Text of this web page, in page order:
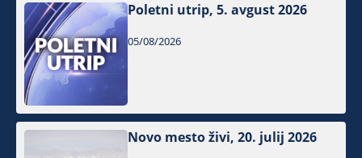
Poletni utrip, 5. avgust 2026
05/08/2026
Novo mesto živi, 20. julij 2026